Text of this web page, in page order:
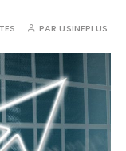
PARUSINEPLUS